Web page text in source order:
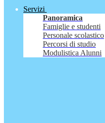
Servizi
Panoramica
Famiglie e studenti
Personale scolastico
Percorsi di studio
Modulistica Alunni